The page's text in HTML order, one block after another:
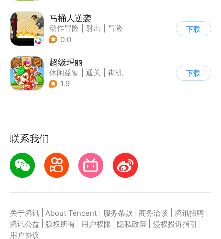
马桶人逆袭
动作冒险 射击
冒险
| 像素风
0.0
下载
超级玛丽
休闲益智 通关
街机
| 儿童游戏
1.9
下载
联系我们
关于腾讯 About Tencent 服务条款 商务洽谈 腾讯招聘
腾讯公益
版权所有 用户权限 隐私政策 侵权投诉指引
用户协议